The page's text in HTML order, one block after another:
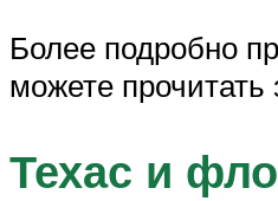
Более подробно
можете прочитать
Техас и